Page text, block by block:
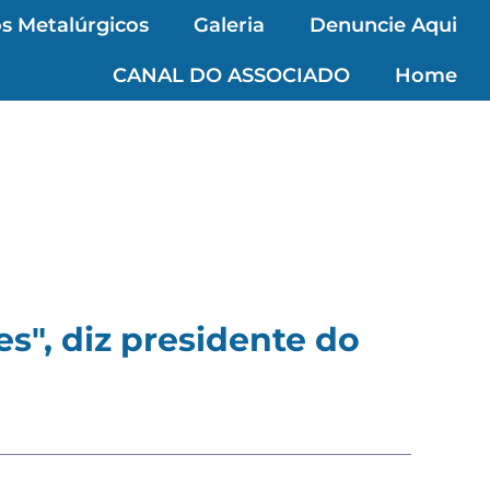
Metalúrgicos Galeria Denuncie Aqui
CANAL DO ASSOCIADO Home
diz presidente do